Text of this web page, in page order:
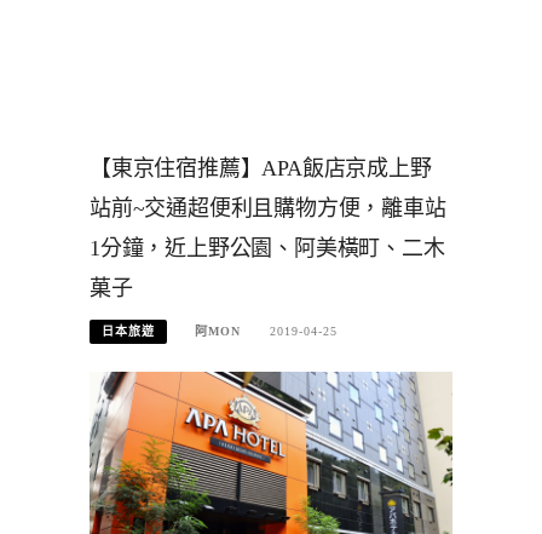
【東京住宿推薦】APA飯店京成上野
站前~交通超便利且購物方便，離車站
1分鐘，近上野公園、阿美橫町、二木
菓子
日本旅遊 阿MON 2019-04-25